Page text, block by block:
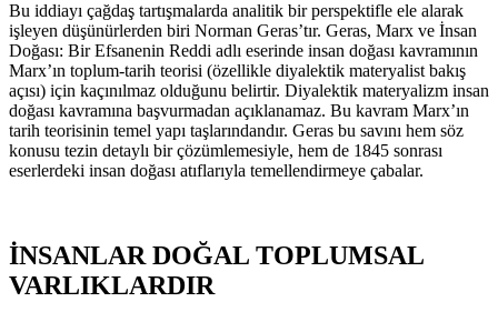
Bu iddiayı çağdaş tartışmalarda analitik bir perspektifle ele alarak
işleyen düşünürlerden biri Norman Geras’tır. Geras, Marx ve İnsan
Doğası: Bir Efsanenin Reddi adlı eserinde insan doğası kavramının
Marx’ın toplum-tarih teorisi (özellikle diyalektik materyalist bakış
açısı) için kaçınılmaz olduğunu belirtir. Diyalektik materyalizm insan
doğası kavramına başvurmadan açıklanamaz. Bu kavram Marx’ın
tarih teorisinin temel yapı taşlarındandır. Geras bu savını hem söz
konusu tezin detaylı bir çözümlemesiyle, hem de 1845 sonrası
eserlerdeki insan doğası atıflarıyla temellendirmeye çabalar.
İNSANLAR DOĞAL TOPLUMSAL
VARLIKLARDIR